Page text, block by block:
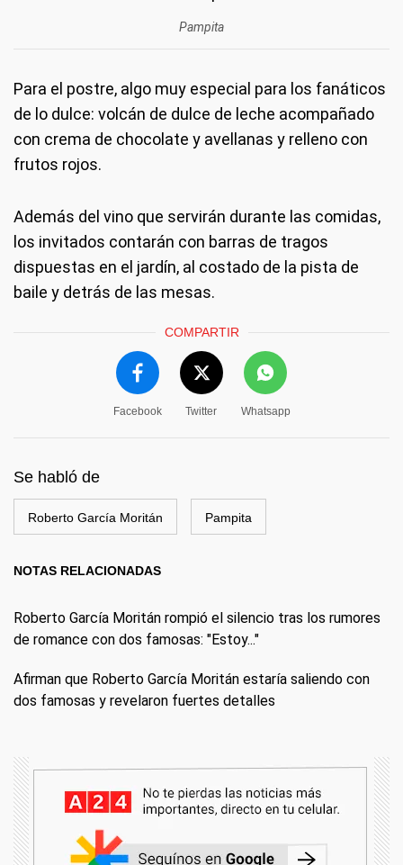
Pampita
Para el postre, algo muy especial para los fanáticos
de lo dulce: volcán de dulce de leche acompañado
con crema de chocolate y avellanas y relleno con
frutos rojos.
Además del vino que servirán durante las comidas,
los invitados contarán con barras de tragos
dispuestas en el jardín, al costado de la pista de
baile y detrás de las mesas.
COMPARTIR
Facebook Twitter Whatsapp
Se habló de
Roberto García Moritán Pampita
NOTAS RELACIONADAS
Roberto García Moritán rompió el silencio tras los rumores
de romance con dos famosas: "Estoy..."
Afirman que Roberto García Moritán estaría saliendo con
dos famosas y revelaron fuertes detalles